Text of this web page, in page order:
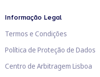
Informação Legal
Termos e Condições
Política de Proteção de Dados
Centro de Arbitragem Lisboa